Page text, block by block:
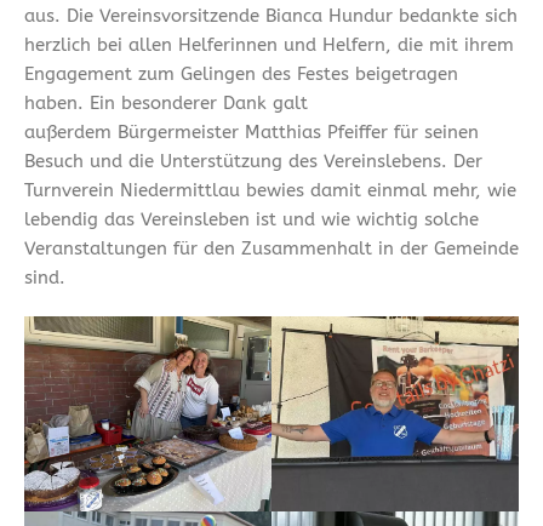
aus. Die Vereinsvorsitzende Bianca Hundur bedankte sich
herzlich bei allen Helferinnen und Helfern, die mit ihrem
Engagement zum Gelingen des Festes beigetragen
haben. Ein besonderer Dank galt
außerdem Bürgermeister Matthias Pfeiffer für seinen
Besuch und die Unterstützung des Vereinslebens. Der
Turnverein Niedermittlau bewies damit einmal mehr, wie
lebendig das Vereinsleben ist und wie wichtig solche
Veranstaltungen für den Zusammenhalt in der Gemeinde
sind.